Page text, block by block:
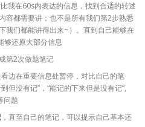
比我在60s内表达的信息，找到合适的转述
容都需要讲；也不是所有我们第2步熟悉
我们都能讲得出来~）。直到自己能够在
够还原大部分信息
第2次做题笔记
边在重要信息处暂停，对比自己的笔
但没有记”，“能记的下来但是没有记”,
问题
，直至自己的笔记，可以提示自己基本还